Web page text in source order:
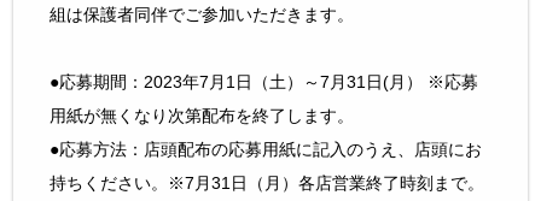
組は保護者同伴でご参加いただきます。
●応募期間：2023年7月1日（土）～7月31日(月） ※応募
用紙が無くなり次第配布を終了します。
●応募方法：店頭配布の応募用紙に記入のうえ、店頭にお
持ちください。※7月31日（月）各店営業終了時刻まで。